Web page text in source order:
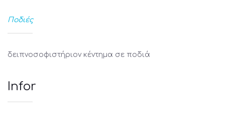
Ποδιές
δειπνοσοφιστήριον κέντημα σε ποδιά
Infor